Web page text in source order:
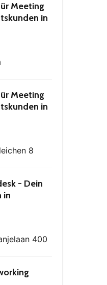
Meeting
in
Meeting
in
8
- Dein
in
400